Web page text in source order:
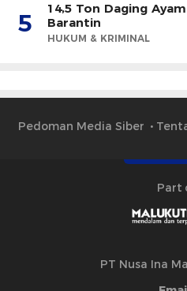
5
14,5 Ton Daging
Barantin
HUKUM & KRIMINAL
Pedoman Media Siber
Part
PT Nusa Ina